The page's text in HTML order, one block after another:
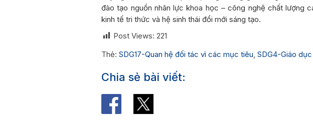
đào tạo nguồn nhân lực khoa học – công nghệ chất lượng
kinh tế tri thức và hệ sinh thái đổi mới sáng tạo.
Post Views: 221
Thẻ: SDG17-Quan hệ đối tác vì các mục tiêu, SDG4-Giáo
Chia sẻ bài viết: